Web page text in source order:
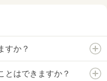
すか？
とはできますか？